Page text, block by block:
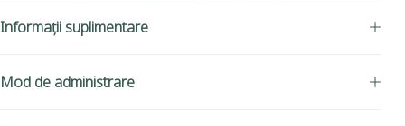
Informații suplimentare
Mod de administrare